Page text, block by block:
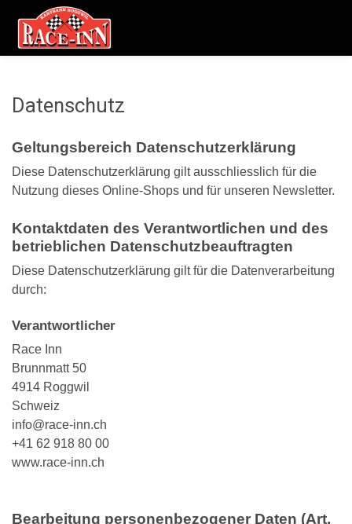
Datenschutz
Geltungsbereich Datenschutzerklärung
Diese Datenschutzerklärung gilt ausschliesslich für die
Nutzung dieses Online-Shops und für unseren Newsletter.
Kontaktdaten des Verantwortlichen und des
betrieblichen Datenschutzbeauftragten
Diese Datenschutzerklärung gilt für die Datenverarbeitung
durch:
Verantwortlicher
Race Inn
Brunnmatt 50
4914 Roggwil
Schweiz
info@race-inn.ch
+41 62 918 80 00
www.race-inn.ch
Bearbeitung personenbezogener Daten (Art,